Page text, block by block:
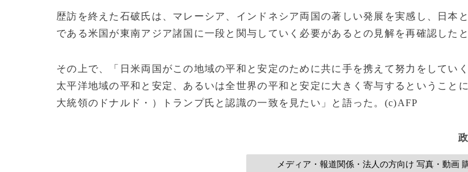
歴訪を終えた石破氏は、マレーシア、インドネシア両国の著しい発展を実感し、日本
である米国が東南アジア諸国に一段と関与していく必要があるとの見解を再確認したと
その上で、「日米両国がこの地域の平和と安定のために共に手を携えて努力をしてい
太平洋地域の平和と安定、あるいは全世界の平和と安定に大きく寄与するということ
大統領のドナルド・）トランプ氏と認識の一致を見たい」と語った。(c)AFP
メディア・報道関係・法人の方向け 写真・動画